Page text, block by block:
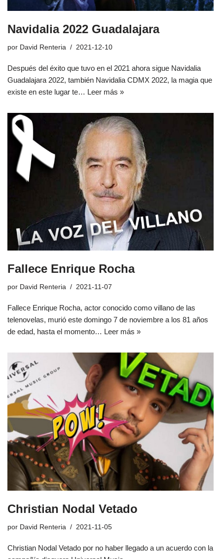
Navidalia 2022 Guadalajara
por David Renteria 2021-12-10
Después del éxito que tuvo en el 2021 ahora sigue Navidalia
Guadalajara 2022, también Navidalia CDMX 2022, la magia que
existe en este lugar te… Leer más »
Fallece Enrique Rocha
por David Renteria 2021-11-07
Fallece Enrique Rocha, actor conocido como villano de las
telenovelas, murió este domingo 7 de noviembre a los 81 años
de edad, hasta el momento… Leer más »
Christian Nodal Vetado
por David Renteria 2021-11-05
Christian Nodal Vetado por no haber llegado a un acuerdo con la